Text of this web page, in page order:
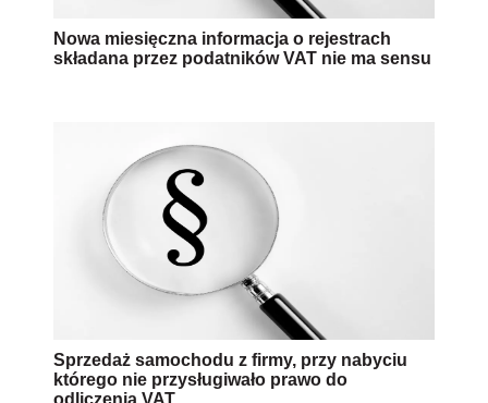
Nowa miesięczna informacja o rejestrach
składana przez podatników VAT nie ma sensu
Sprzedaż samochodu z firmy, przy nabyciu
którego nie przysługiwało prawo do